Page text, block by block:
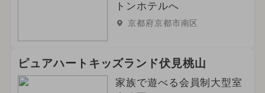
トンホテルへ
京都府京都市南区
ピュアハートキッズランド伏見桃山
家族で遊べる会員制大型室